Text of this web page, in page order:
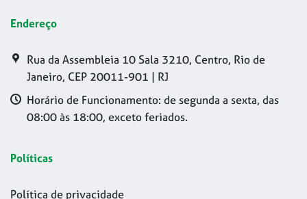
Endereço
Rua da Assembleia 10 Sala 3210, Centro, Rio de
Janeiro, CEP 20011-901 | RJ
Horário de Funcionamento: de segunda a sexta, das
08:00 às 18:00, exceto feriados.
Políticas
Política de privacidade